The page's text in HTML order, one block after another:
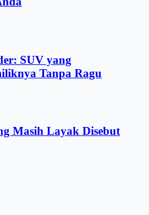
SUV yang
Tanpa Ragu
Masih Layak Disebut